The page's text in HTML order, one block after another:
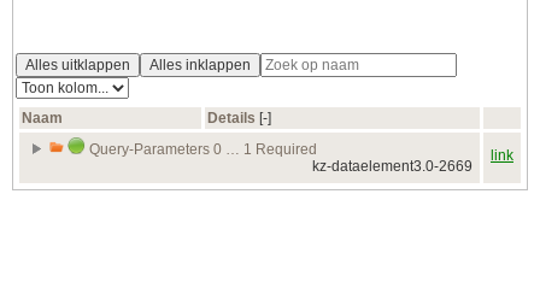
Alles uitklappen Alles inklappen
Naam Details [‑]
Query-Parameters 0 … 1 Required
kz-dataelement3.0-2669
link